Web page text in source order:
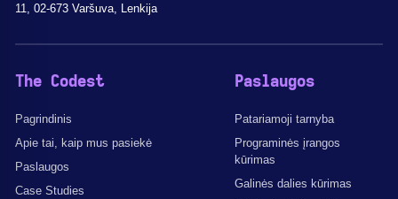
11, 02-673 Varšuva, Lenkija
The Codest
Pagrindinis
Apie tai, kaip mus pasiekė
Paslaugos
Case Studies
Paslaugos
Patariamoji tarnyba
Programinės įrangos
kūrimas
Galinės dalies kūrimas